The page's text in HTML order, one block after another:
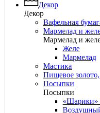
Декор
Декор
Вафельная
Мармелад и
Мармелад и
Желе
Мармелад
Мастика
Пищевое золото,
Посыпки
Посыпки
«Шарики»